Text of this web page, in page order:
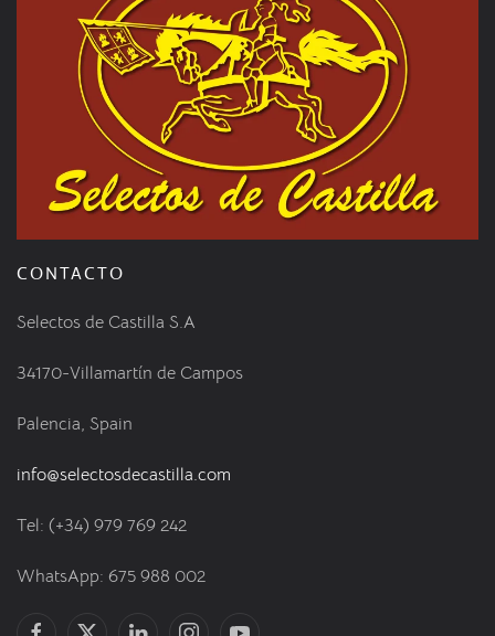
CONTACTO
Selectos de Castilla S.A
34170-Villamartín de Campos
Palencia, Spain
info@selectosdecastilla.com
Tel: (+34) 979 769 242
WhatsApp: 675 988 002